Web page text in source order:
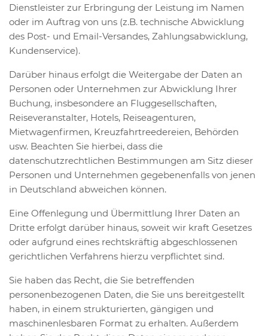
Dienstleister zur Erbringung der Leistung im Namen
oder im Auftrag von uns (z.B. technische Abwicklung
des Post- und Email-Versandes, Zahlungsabwicklung,
Kundenservice).
Darüber hinaus erfolgt die Weitergabe der Daten an
Personen oder Unternehmen zur Abwicklung Ihrer
Buchung, insbesondere an Fluggesellschaften,
Reiseveranstalter, Hotels, Reiseagenturen,
Mietwagenfirmen, Kreuzfahrtreedereien, Behörden
usw. Beachten Sie hierbei, dass die
datenschutzrechtlichen Bestimmungen am Sitz dieser
Personen und Unternehmen gegebenenfalls von jenen
in Deutschland abweichen können.
Eine Offenlegung und Übermittlung Ihrer Daten an
Dritte erfolgt darüber hinaus, soweit wir kraft Gesetzes
oder aufgrund eines rechtskräftig abgeschlossenen
gerichtlichen Verfahrens hierzu verpflichtet sind.
Sie haben das Recht, die Sie betreffenden
personenbezogenen Daten, die Sie uns bereitgestellt
haben, in einem strukturierten, gängigen und
maschinenlesbaren Format zu erhalten. Außerdem